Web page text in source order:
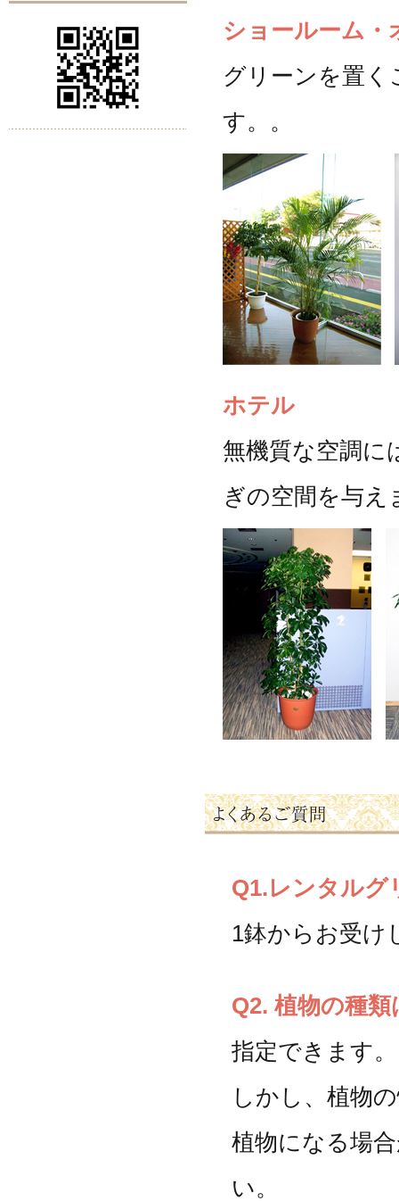
ショールーム・
グリーンを置
す。。
ホテル
無機質な空調に
ぎの空間を与え
Q1.レンタルグ
1鉢からお受け
Q2. 植物の種
指定できます。
しかし、植物
植物になる場
い。